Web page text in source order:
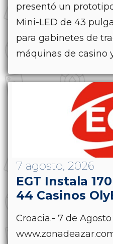
presentó un
Mini-LED de 43
para gabinetes de
máquinas de casino
7 agosto, 2026
EGT Instala
44 Casinos
Croacia.- 7 de Agosto